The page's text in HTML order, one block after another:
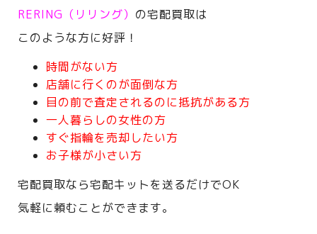
RERING（リリング） の宅配買取は
このような方に好評！
時間がない方
店舗に行くのが面倒な方
目の前で査定されるのに抵抗がある方
一人暮らしの女性の方
すぐ指輪を売却したい方
お子様が小さい方
宅配買取なら宅配キットを送るだけでOK
気軽に頼むことができます。